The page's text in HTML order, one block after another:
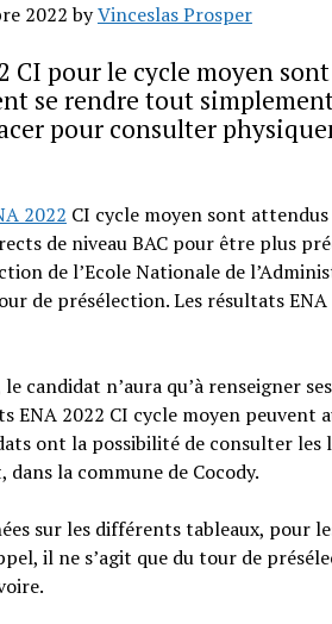
2022 byVinceslas Prosper
CI pour le cycle moyen
se rendre tout
pour consulter
2022 CI cycle moyen sont
de niveau BAC pour être plus
de l’Ecole Nationale de
de présélection. Les résultats
le candidat n’aura qu’à renseigner
2022 CI cycle moyen peuvent
ont la possibilité de consulter
dans la commune de Cocody.
sur les différents tableaux, pour
il ne s’agit que du tour de